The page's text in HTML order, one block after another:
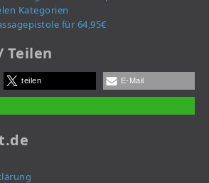
Kategorien
für 64,95€
Teilen
teilen E-Mail